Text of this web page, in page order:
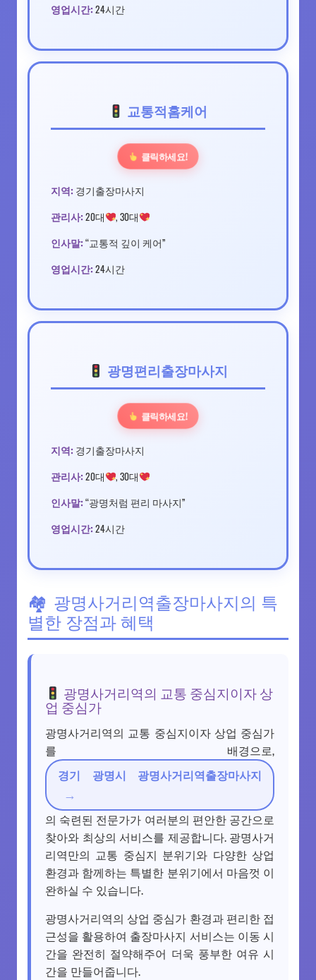
영업시간: 24시간
교통적홈케어
클릭하세요!
지역: 경기출장마사지
관리사: 20대 , 30대
인사말: “교통적 깊이 케어”
영업시간: 24시간
광명편리출장마사지
클릭하세요!
지역: 경기출장마사지
관리사: 20대 , 30대
인사말: “광명처럼 편리 마사지”
영업시간: 24시간
광명사거리역출장마사지의 특
별한 장점과 혜택
광명사거리역의 교통 중심지이자 상
업 중심가
광명사거리역의 교통 중심지이자 상업 중심가
를 배경으로,
경기 광명시 광명사거리역출장마사지
의 숙련된 전문가가 여러분의 편안한 공간으로
찾아와 최상의 서비스를 제공합니다. 광명사거
리역만의 교통 중심지 분위기와 다양한 상업
환경과 함께하는 특별한 분위기에서 마음껏 이
완하실 수 있습니다.
광명사거리역의 상업 중심가 환경과 편리한 접
근성을 활용하여 출장마사지 서비스는 이동 시
간을 완전히 절약해주어 더욱 풍부한 여유 시
간을 만들어줍니다.